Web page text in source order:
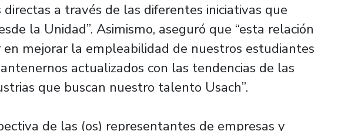
a través de las diferentes iniciativas que
la Unidad”. Asimismo, aseguró que “esta relación
mejorar la empleabilidad de nuestros estudiantes
actualizados con las tendencias de las
que buscan nuestro talento Usach”.
de las (os) representantes de empresas y